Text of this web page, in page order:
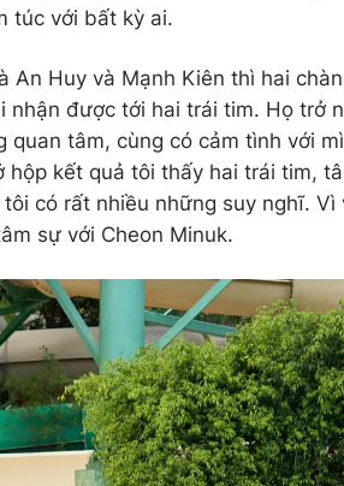
túc với bất kỳ ai.
An Huy và Mạnh Kiên thì hai
được tới hai trái tim. Họ trở
tâm, cùng có cảm tình với
hộp kết quả tôi thấy hai trái tim,
có rất nhiều những suy nghĩ.
sự với Cheon Minuk.